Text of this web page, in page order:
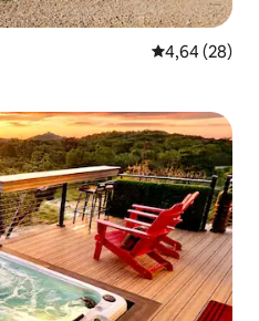
Vlerësimi
4,64 (28)